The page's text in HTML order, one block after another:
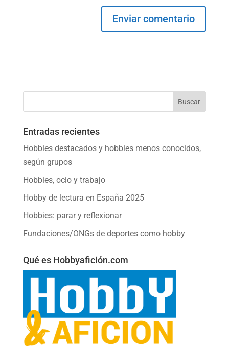
Entradas recientes
Hobbies destacados y hobbies menos conocidos,
según grupos
Hobbies, ocio y trabajo
Hobby de lectura en España 2025
Hobbies: parar y reflexionar
Fundaciones/ONGs de deportes como hobby
Qué es Hobbyafición.com